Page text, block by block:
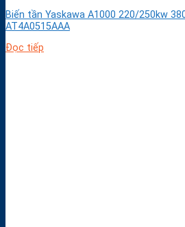
Biến tần Yaskawa A1000 220/250kw
AT4A0515AAA
Đọc tiếp